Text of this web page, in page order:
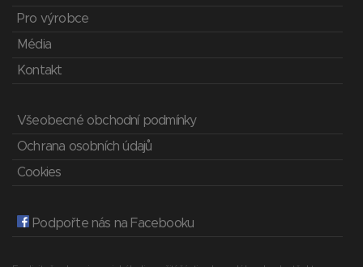
Pro výrobce
Média
Kontakt
Všeobecné obchodní podmínky
Ochrana osobních údajů
Cookies
Podpořte nás na Facebooku